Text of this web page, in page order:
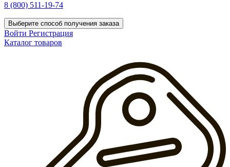
8 (800) 511-19-74
Выберите способ получения заказа
Войти Регистрация
Каталог товаров